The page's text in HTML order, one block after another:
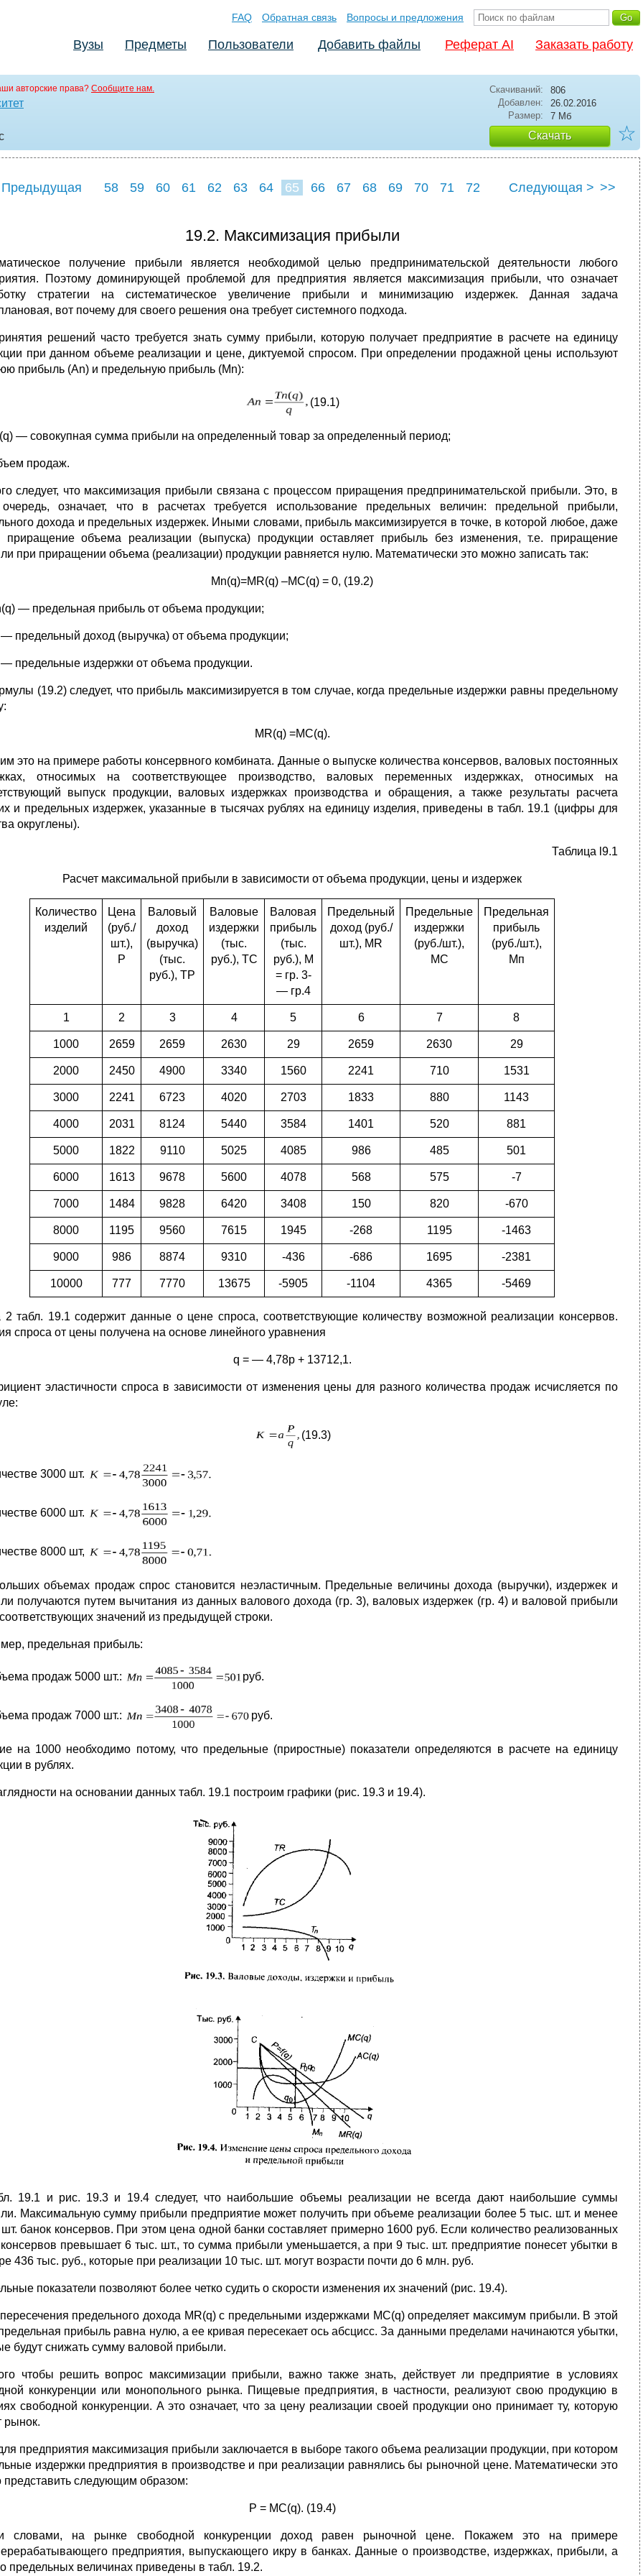
FAQ Обратная связь Вопросы и предложения
Вузы Предметы Пользователи Добавить файлы Реферат AI Заказать работу
авторские права? Сообщите нам. Скачиваний:
806
Добавлен:
26.02.2016
Размер:
7 Мб
Скачать ☆
58 59 60 61 62 63 64 65 66 67 68 69 70 71
72
Следующая > >>
19.2. Максимизация прибыли
получение прибыли является необходимой целью предпринимательской деятельности любого
Поэтому доминирующей проблемой для предприятия является максимизация прибыли, что означает
стратегии на систематическое увеличение прибыли и минимизацию издержек. Данная задача
вот почему для своего решения она требует системного подхода.
решений часто требуется знать сумму прибыли, которую получает предприятие в расчете на единицу
при данном объеме реализации и цене, диктуемой спросом. При определении продажной цены используют
прибыль (An) и предельную прибыль (Мn):
(19.1)
— совокупная сумма прибыли на определенный товар за определенный период;
продаж.
следует, что максимизация прибыли связана с процессом приращения предпринимательской прибыли. Это, в
означает, что в расчетах требуется использование предельных величин: предельной прибыли,
дохода и предельных издержек. Иными словами, прибыль максимизируется в точке, в которой любое, даже
приращение объема реализации (выпуска) продукции оставляет прибыль без изменения, т.е. приращение
при приращении объема (реализации) продукции равняется нулю. Математически это можно записать так:
Mn(q)=MR(q) –MC(q) = 0, (19.2)
— предельная прибыль от объема продукции;
— предельный доход (выручка) от объема продукции;
предельные издержки от объема продукции.
(19.2) следует, что прибыль максимизируется в том случае, когда предельные издержки равны предельному
MR(q) =MC(q).
это на примере работы консервного комбината. Данные о выпуске количества консервов, валовых постоянных
относимых на соответствующее производство, валовых переменных издержках, относимых на
выпуск продукции, валовых издержках производства и обращения, а также результаты расчета
и предельных издержек, указанные в тысячах рублях на единицу изделия, приведены в табл. 19.1 (цифры для
округлены).
Таблица l9.1
Расчет максимальной прибыли в зависимости от объема продукции, цены и издержек
Количество
изделий
Цена
(руб./
шт.),
Р
Валовый
доход
(выручка)
(тыс.
руб.), TР
Валовые
издержки
(тыс.
руб.), ТС
Валовая
прибыль
(тыс.
руб.), М
= гр. 3-
— гр.4
Предельный
доход (руб./
шт.), MR
Предельные
издержки
(руб./шт.),
МС
Предельная
прибыль
(руб./шт.),
Мп
1 2 3 4 5 6 7 8
1000 2659 2659 2630 29 2659 2630 29
2000 2450 4900 3340 1560 2241 710 1531
3000 2241 6723 4020 2703 1833 880 1143
4000 2031 8124 5440 3584 1401 520 881
5000 1822 9110 5025 4085 986 485 501
6000 1613 9678 5600 4078 568 575 -7
7000 1484 9828 6420 3408 150 820 -670
8000 1195 9560 7615 1945 -268 1195 -1463
9000 986 8874 9310 -436 -686 1695 -2381
10000 777 7770 13675 -5905 -1104 4365 -5469
2 табл. 19.1 содержит данные о цене спроса, соответствующие количеству возможной реализации консервов.
спроса от цены получена на основе линейного уравнения
q = — 4,78р + 13712,1.
эластичности спроса в зависимости от изменения цены для разного количества продаж исчисляется по
(19.3)
3000 шт.
6000 шт.
8000 шт,
объемах продаж спрос становится неэластичным. Предельные величины дохода (выручки), издержек и
получаются путем вычитания из данных валового дохода (гр. 3), валовых издержек (гp. 4) и валовой прибыли
значений из предыдущей строки.
предельная прибыль:
продаж 5000 шт.: руб.
продаж 7000 шт.: руб.
на 1000 необходимо потому, что предельные (приростные) показатели определяются в расчете на единицу
в рублях.
на основании данных табл. 19.1 построим графики (рис. 19.3 и 19.4).
19.1 и рис. 19.3 и 19.4 следует, что наибольшие объемы реализации не всегда дают наибольшие суммы
Максимальную сумму прибыли предприятие может получить при объеме реализации более 5 тыс. шт. и менее
банок консервов. При этом цена одной банки составляет примерно 1600 руб. Если количество реализованных
превышает 6 тыс. шт., то сумма прибыли уменьшается, а при 9 тыс. шт. предприятие понесет убытки в
436 тыс. руб., которые при реализации 10 тыс. шт. могут возрасти почти до 6 млн. руб.
показатели позволяют более четко судить о скорости изменения их значений (рис. 19.4).
предельного дохода MR(q) с предельными издержками MC(q) определяет максимум прибыли. В этой
прибыль равна нулю, а ее кривая пересекает ось абсцисс. За данными пределами начинаются убытки,
будут снижать сумму валовой прибыли.
чтобы решить вопрос максимизации прибыли, важно также знать, действует ли предприятие в условиях
конкуренции или монопольного рынка. Пищевые предприятия, в частности, реализуют свою продукцию в
свободной конкуренции. А это означает, что за цену реализации своей продукции оно принимает ту, которую
рынок.
предприятия максимизация прибыли заключается в выборе такого объема реализации продукции, при котором
издержки предприятия в производстве и при реализации равнялись бы рыночной цене. Математически это
представить следующим образом:
Р = MC(q). (19.4)
словами, на рынке свободной конкуренции доход равен рыночной цене. Покажем это на примере
предприятия, выпускающего икру в банках. Данные о производстве, издержках, прибыли, а
предельных величинах приведены в табл. 19.2.